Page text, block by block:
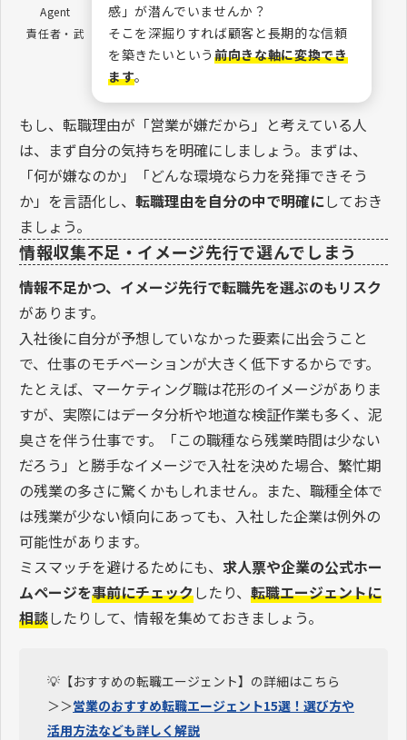
Agent
責任者・武
感」が潜んでいませんか？
そこを深掘りすれば顧客と長期的な信頼
を築きたいという前向きな軸に変換でき
ます。
もし、転職理由が「営業が嫌だから」と考えている人
は、まず自分の気持ちを明確にしましょう。まずは、
「何が嫌なのか」「どんな環境なら力を発揮できそう
か」を言語化し、 転職理由を自分の中で明確にしておき
ましょう。
情報収集不足・イメージ先行で選んでしまう
情報不足かつ、イメージ先行で転職先を選ぶのもリスク
があります。
入社後に自分が予想していなかった要素に出会うこと
で、仕事のモチベーションが大きく低下するからです。
たとえば、マーケティング職は花形のイメージがありま
すが、実際にはデータ分析や地道な検証作業も多く、泥
臭さを伴う仕事です。「この職種なら残業時間は少ない
だろう」と勝手なイメージで入社を決めた場合、繁忙期
の残業の多さに驚くかもしれません。また、職種全体で
は残業が少ない傾向にあっても、入社した企業は例外の
可能性があります。
ミスマッチを避けるためにも、 求人票や企業の公式ホー
ムページを事前にチェックしたり、 転職エージェントに
相談したりして、情報を集めておきましょう。
💡【おすすめの転職エージェント】の詳細はこちら
＞＞営業のおすすめ転職エージェント15選！選び方や
活用方法なども詳しく解説